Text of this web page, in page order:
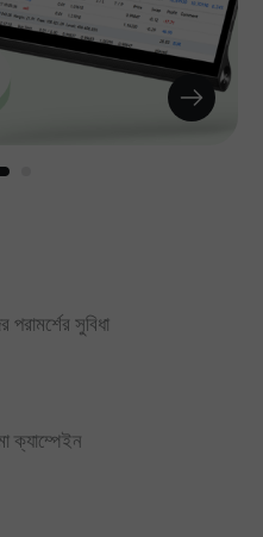
সুবিধা
ক্যাম্পেইন